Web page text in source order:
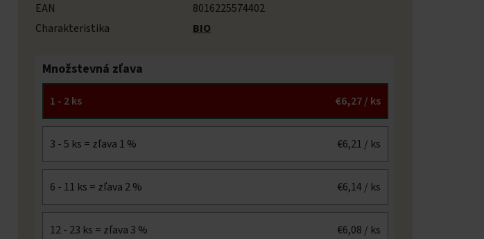
EAN
8016225574402
Charakteristika
BIO
Množstevná zľava
1 - 2 ks €6,27/ ks
3 - 5 ks = zľava 1 % €6,21 / ks
6 - 11 ks = zľava 2 % €6,14/ ks
12 - 23 ks = zľava 3 % €6,08 / ks